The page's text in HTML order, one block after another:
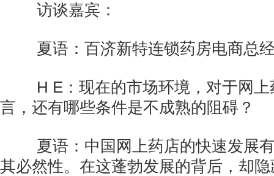
访谈嘉宾：
夏语：百济新特连锁药房电商总
H E：现在的市场环境，对于网上
言，还有哪些条件是不成熟的阻碍？
夏语：中国网上药店的快速发展
其必然性。在这蓬勃发展的背后，却